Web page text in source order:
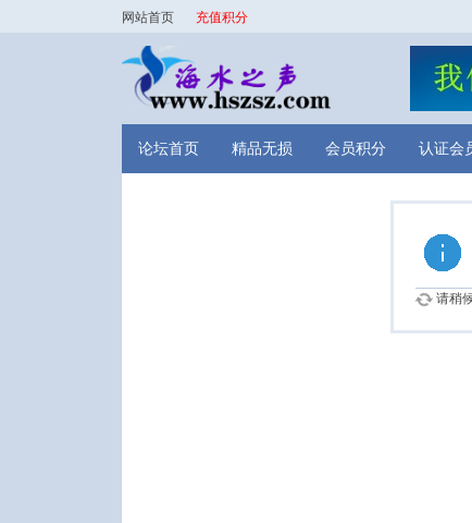
网站首页 充值积分
论坛首页 精品无损 会员积分 认证会
请稍